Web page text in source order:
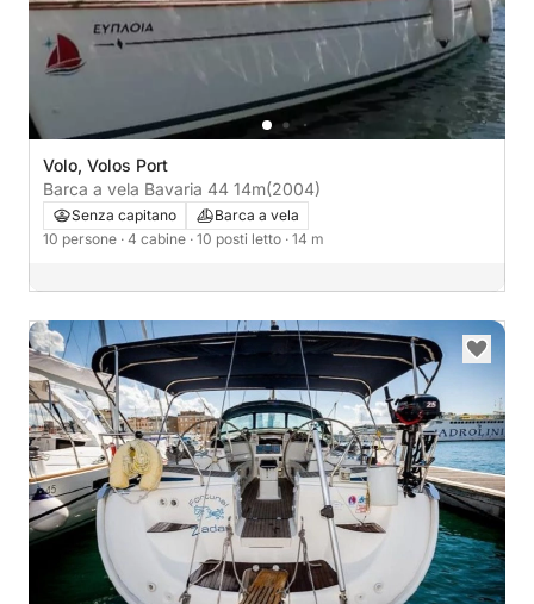
Volo, Volos Port
Barca a vela Bavaria 44 14m(2004)
Senza capitano
Barca a vela
10 persone · 4 cabine · 10 posti letto · 14 m